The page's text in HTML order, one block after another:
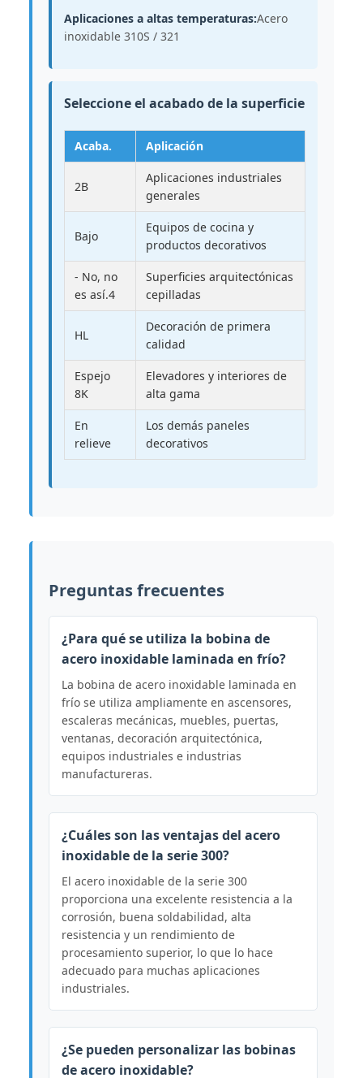
Aplicaciones a altas temperaturas:Acero
inoxidable 310S / 321
Seleccione el acabado de la superficie
Acaba. Aplicación
2B
Aplicaciones industriales
generales
Bajo
Equipos de cocina y
productos decorativos
- No, no
es así.4
Superficies arquitectónicas
cepilladas
HL
Decoración de primera
calidad
Espejo
8K
Elevadores y interiores de
alta gama
En
relieve
Los demás paneles
decorativos
Preguntas frecuentes
¿Para qué se utiliza la bobina de
acero inoxidable laminada en frío?
La bobina de acero inoxidable laminada en
frío se utiliza ampliamente en ascensores,
escaleras mecánicas, muebles, puertas,
ventanas, decoración arquitectónica,
equipos industriales e industrias
manufactureras.
¿Cuáles son las ventajas del acero
inoxidable de la serie 300?
El acero inoxidable de la serie 300
proporciona una excelente resistencia a la
corrosión, buena soldabilidad, alta
resistencia y un rendimiento de
procesamiento superior, lo que lo hace
adecuado para muchas aplicaciones
industriales.
¿Se pueden personalizar las bobinas
de acero inoxidable?